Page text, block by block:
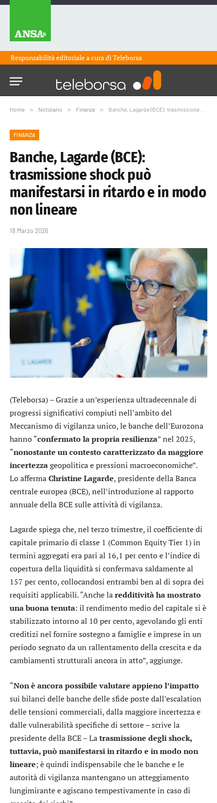
Responsabilità editoriale a cura diTeleborsa
Home » Notiziario » Finanza » Banche, Lagarde (BCE): trasmissione shock può manifestarsi in ritardo e in modo non lineare
FINANZA
Banche, Lagarde (BCE):
trasmissione shock può
manifestarsi in ritardo e in modo
non lineare
18 Marzo 2026
(Teleborsa) – Grazie a un’esperienza ultradecennale di
progressi significativi compiuti nell’ambito del
Meccanismo di vigilanza unico, le banche dell’Eurozona
hanno “confermato la propria resilienza” nel 2025,
“nonostante un contesto caratterizzato da maggiore
incertezzageopolitica e pressioni macroeconomiche”.
Lo affermaChristine Lagarde, presidente della Banca
centrale europea (BCE), nell’introduzione al rapporto
annuale della BCE sulle attività di vigilanza.
Lagarde spiega che, nel terzo trimestre, il coefficiente di
capitale primario di classe 1 (Common Equity Tier 1) in
termini aggregati era pari al 16,1 per cento e l’indice di
copertura della liquidità si confermava saldamente al
157 per cento, collocandosi entrambi ben al di sopra dei
requisiti applicabili. “Anche laredditività ha mostrato
una buona tenuta: il rendimento medio del capitale si è
stabilizzato intorno al 10 per cento, agevolando gli enti
creditizi nel fornire sostegno a famiglie e imprese in un
periodo segnato da un rallentamento della crescita e da
cambiamenti strutturali ancora in atto”, aggiunge.
“Non è ancora possibile valutare appieno l’impatto
sui bilanci delle banche delle sfide poste dall’escalation
delle tensioni commerciali, dalla maggiore incertezza e
dalle vulnerabilità specifiche di settore – scrive la
presidente della BCE – Latrasmissione degli shock,
tuttavia, può manifestarsi in ritardo e in modo non
lineare; è quindi indispensabile che le banche e le
autorità di vigilanza mantengano un atteggiamento
lungimirante e agiscano tempestivamente in caso di